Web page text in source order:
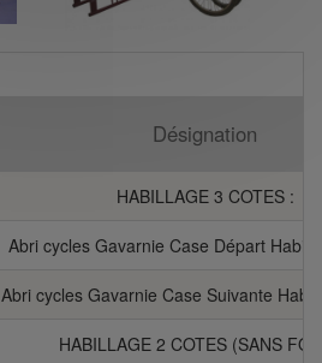
Désignation
HABILLAGE 3 COTES :
Abri cycles Gavarnie Case Départ
Abri cycles Gavarnie Case Suivante
HABILLAGE 2 COTES (SANS